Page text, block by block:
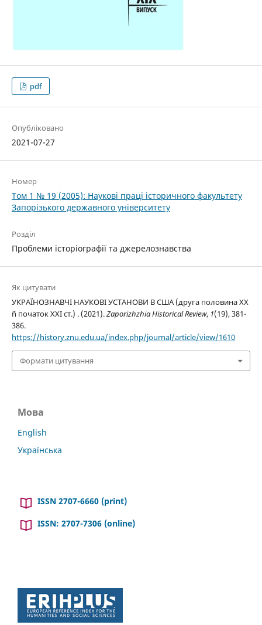
pdf
Опубліковано
2021-07-27
Номер
Том 1 № 19 (2005): Наукові праці історичного факультету
Запорізького державного університету
Розділ
Проблеми історіографії та джерелознавства
Як цитувати
УКРАЇНОЗНАВЧІ НАУКОВІ УСТАНОВИ В США (друга половина ХХ
ñ початок ХХІ ст.) . (2021).Zaporizhzhia Historical Review, 1(19), 381-
386.
https://history.znu.edu.ua/index.php/journal/article/view/1610
Формати цитування
Мова
English
Українська
ISSN 2707-6660 (print)
ISSN: 2707-7306 (online)